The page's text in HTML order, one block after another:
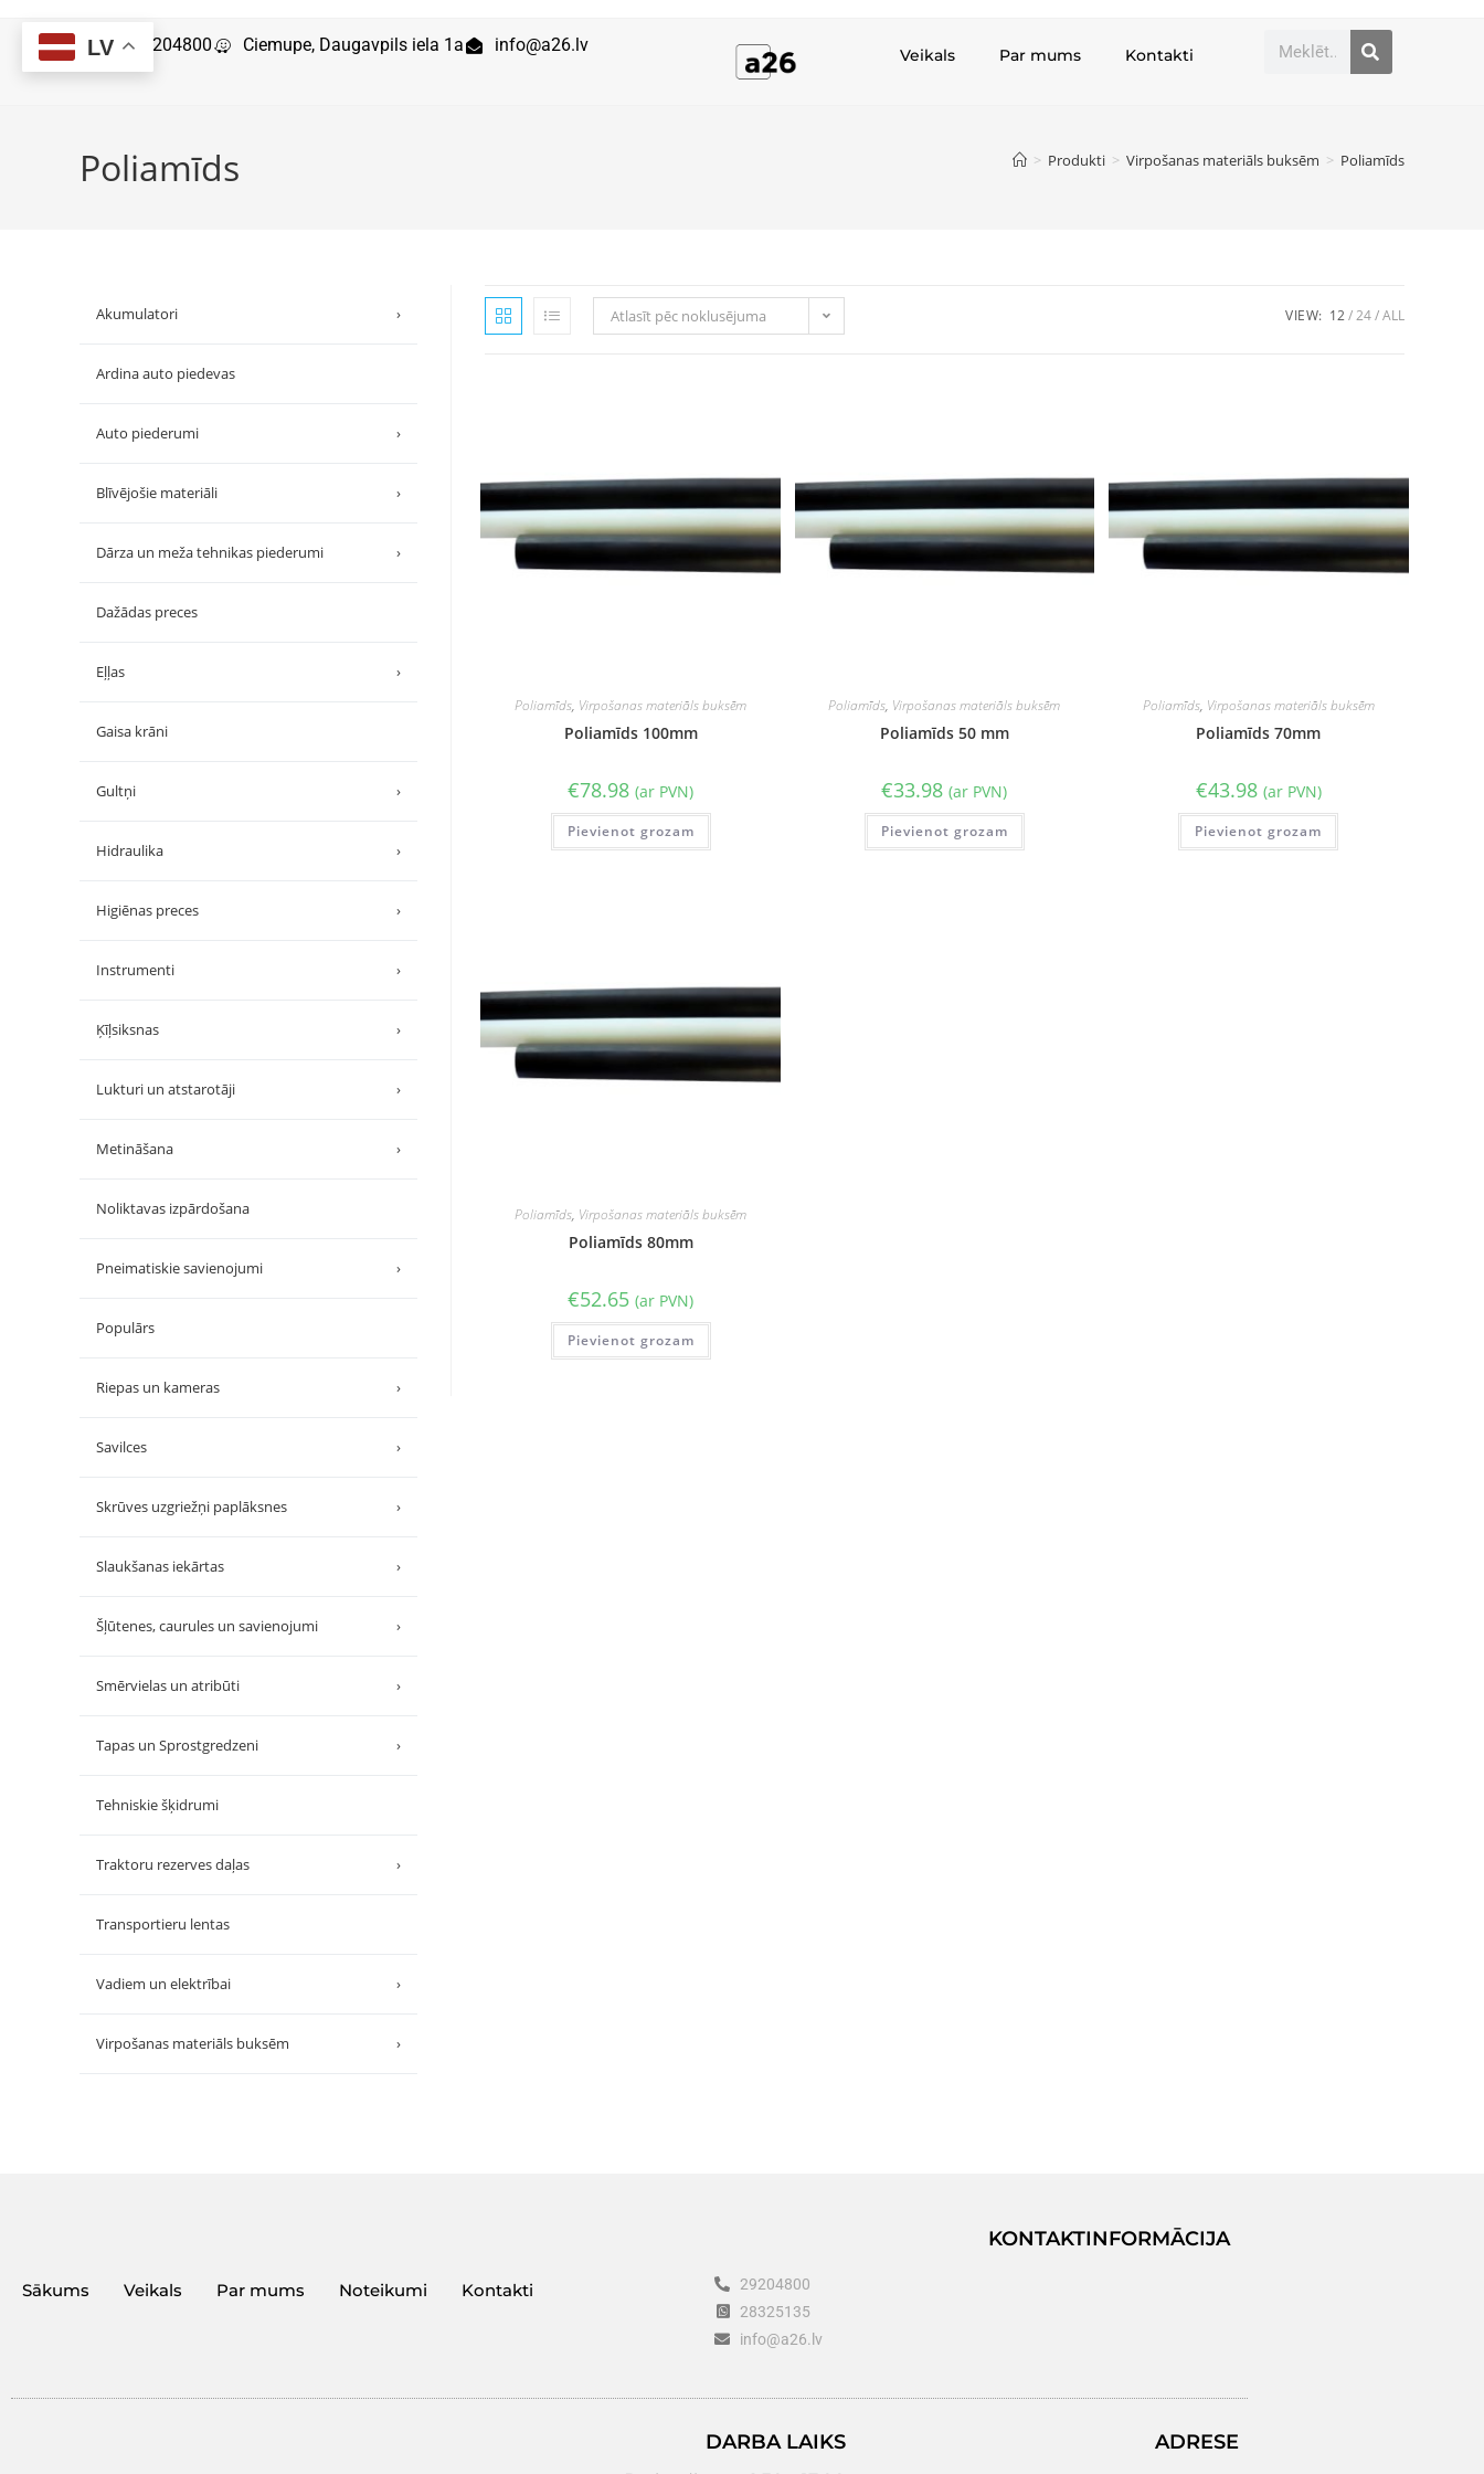
29204800 Ciemupe, Daugavpils iela 1a info@a26.lv Veikals Par mums Kontakti
Poliamīds > Produkti > Virpošanas materiāls buksēm > Poliamīds
Atlasīt pēc noklusējuma VIEW: 12 24 ALL
Poliamīds, Virpošanas materiāls buksēm
Poliamīds 100mm
€78.98 (ar PVN)
Pievienot grozam
Poliamīds, Virpošanas materiāls buksēm
Poliamīds 50 mm
€33.98 (ar PVN)
Pievienot grozam
Poliamīds, Virpošanas materiāls buksēm
Poliamīds 70mm
€43.98 (ar PVN)
Pievienot grozam
Poliamīds, Virpošanas materiāls buksēm
Poliamīds 80mm
€52.65 (ar PVN)
Pievienot grozam
Akumulatori ›
Ardina auto piedevas
Auto piederumi ›
Blīvējošie materiāli ›
Dārza un meža tehnikas piederumi ›
Dažādas preces
Eļļas ›
Gaisa krāni
Gultņi ›
Hidraulika ›
Higiēnas preces ›
Instrumenti ›
Ķīļsiksnas ›
Lukturi un atstarotāji ›
Metināšana ›
Noliktavas izpārdošana
Pneimatiskie savienojumi ›
Populārs
Riepas un kameras ›
Savilces ›
Skrūves uzgriežņi paplāksnes ›
Slaukšanas iekārtas ›
Šļūtenes, caurules un savienojumi ›
Smērvielas un atribūti ›
Tapas un Sprostgredzeni ›
Tehniskie šķidrumi
Traktoru rezerves daļas ›
Transportieru lentas
Vadiem un elektrībai ›
Virpošanas materiāls buksēm ›
Sākums Veikals Par mums Noteikumi Kontakti
KONTAKTINFORMĀCIJA
29204800
28325135
info@a26.lv
DARBA LAIKS ADRESE
LV